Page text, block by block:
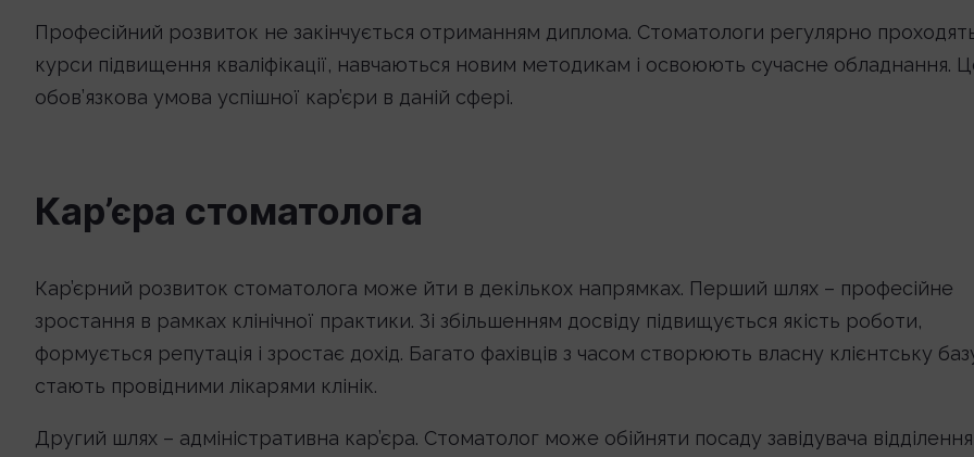
Професійний розвиток не закінчується отриманням диплома. Стоматологи регулярно
курси підвищення кваліфікації, навчаються новим методикам і освоюють сучасне обладнання.
обов’язкова умова успішної кар’єри в даній сфері.
Кар’єра стоматолога
Кар’єрний розвиток стоматолога може йти в декількох напрямках. Перший шлях – професійне
зростання в рамках клінічної практики. Зі збільшенням досвіду підвищується якість роботи,
формується репутація і зростає дохід. Багато фахівців з часом створюють власну клієнтську
стають провідними лікарями клінік.
Другий шлях – адміністративна кар’єра. Стоматолог може обійняти посаду завідувача